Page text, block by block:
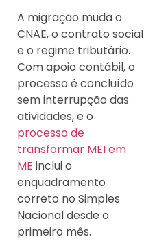
A migração muda o
CNAE, o contrato social
e o regime tributário.
Com apoio contábil, o
processo é concluído
sem interrupção das
atividades, e o
processo de
transformar MEI em
ME inclui o
enquadramento
correto no Simples
Nacional desde o
primeiro mês.